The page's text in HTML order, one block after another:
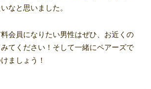
なと思いました。
会員になりたい男性はぜひ、お近くの
てください！そして一緒にペアーズで
ましょう！